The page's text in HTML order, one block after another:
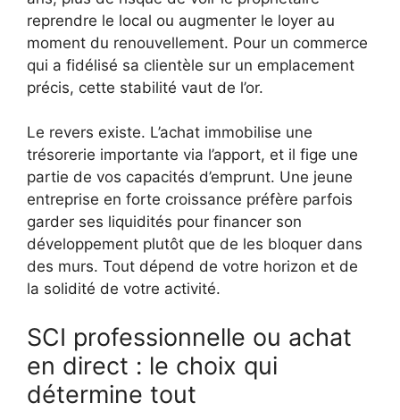
reprendre le local ou augmenter le loyer au
moment du renouvellement. Pour un commerce
qui a fidélisé sa clientèle sur un emplacement
précis, cette stabilité vaut de l’or.
Le revers existe. L’achat immobilise une
trésorerie importante via l’apport, et il fige une
partie de vos capacités d’emprunt. Une jeune
entreprise en forte croissance préfère parfois
garder ses liquidités pour financer son
développement plutôt que de les bloquer dans
des murs. Tout dépend de votre horizon et de
la solidité de votre activité.
SCI professionnelle ou achat
en direct : le choix qui
détermine tout